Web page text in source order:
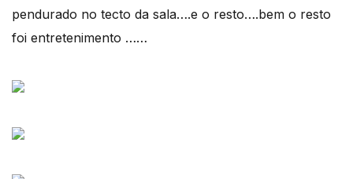
pendurado no tecto da sala….e o resto….bem o resto
foi entretenimento ……